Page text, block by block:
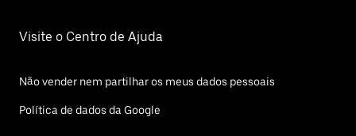
Visite o Centro de Ajuda
Não vender nem partilhar os meus dados pessoais
Política de dados da Google